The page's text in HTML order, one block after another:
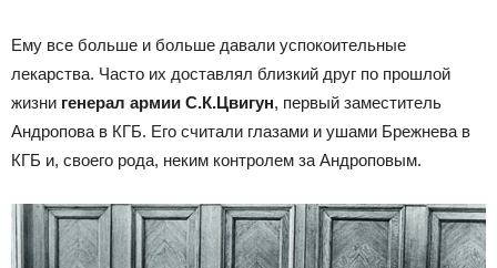
Ему все больше и больше давали успокоительные
лекарства. Часто их доставлял близкий друг по прошлой
жизни генерал армии С.К.Цвигун, первый заместитель
Андропова в КГБ. Его считали глазами и ушами Брежнева в
КГБ и, своего рода, неким контролем за Андроповым.